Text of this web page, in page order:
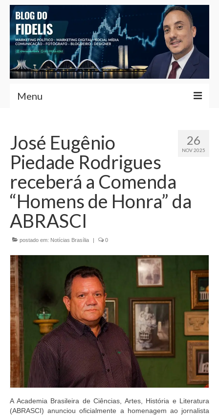
Menu
Fernando Fidelis
Café com Fidelis
Notícias Brasília
Contato
Currículo
26
NOV 2025
José Eugênio
Piedade Rodrigues
receberá a Comenda
“Homens de Honra” da
ABRASCI
postado em: Notícias Brasília | 0
A Academia Brasileira de Ciências, Artes, História e Literatura
(ABRASCI) anunciou oficialmente a homenagem ao jornalista